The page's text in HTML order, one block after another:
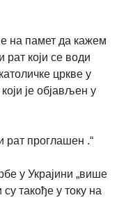
на памет да кажем
који се води
цркве у
је објављен у
рат проглашен .“
у Украјини „више
такође у току на